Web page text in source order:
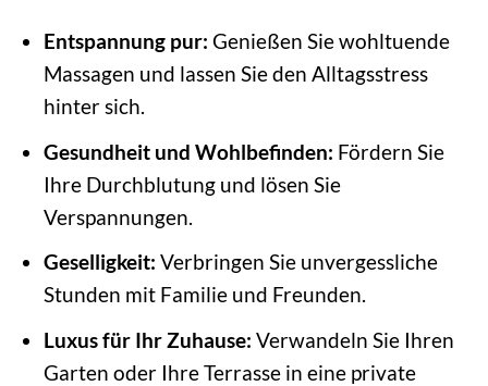
Entspannung pur: Genießen Sie wohltuende
Massagen und lassen Sie den Alltagsstress
hinter sich.
Gesundheit und Wohlbefinden: Fördern Sie
Ihre Durchblutung und lösen Sie
Verspannungen.
Geselligkeit: Verbringen Sie unvergessliche
Stunden mit Familie und Freunden.
Luxus für Ihr Zuhause: Verwandeln Sie Ihren
Garten oder Ihre Terrasse in eine private